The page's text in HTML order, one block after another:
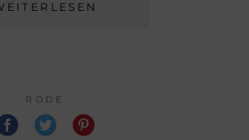
RODE